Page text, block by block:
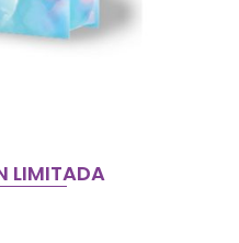
LIMITADA